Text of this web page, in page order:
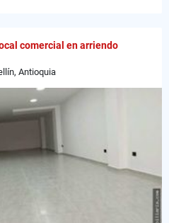
comercial en arriendo
Antioquia